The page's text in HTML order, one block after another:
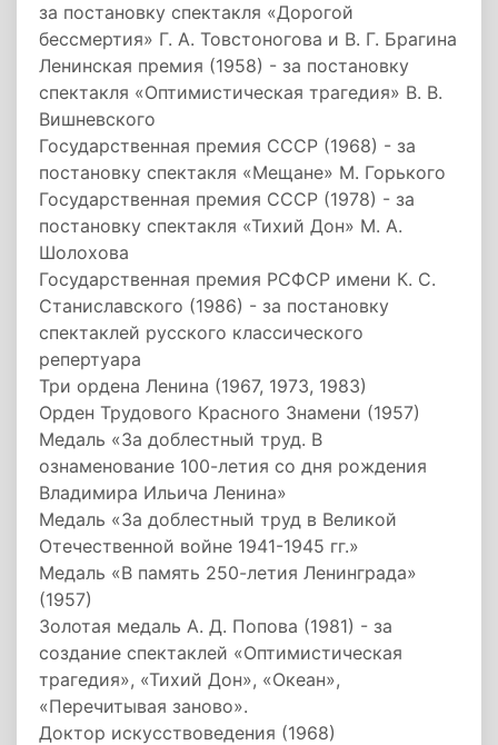
за постановку спектакля «Дорогой
бессмертия» Г. А. Товстоногова и В. Г. Брагина
Ленинская премия (1958) - за постановку
спектакля «Оптимистическая трагедия» В. В.
Вишневского
Государственная премия СССР (1968) - за
постановку спектакля «Мещане» М. Горького
Государственная премия СССР (1978) - за
постановку спектакля «Тихий Дон» М. А.
Шолохова
Государственная премия РСФСР имени К. С.
Станиславского (1986) - за постановку
спектаклей русского классического
репертуара
Три ордена Ленина (1967, 1973, 1983)
Орден Трудового Красного Знамени (1957)
Медаль «За доблестный труд. В
ознаменование 100-летия со дня рождения
Владимира Ильича Ленина»
Медаль «За доблестный труд в Великой
Отечественной войне 1941-1945 гг.»
Медаль «В память 250-летия Ленинграда»
(1957)
Золотая медаль А. Д. Попова (1981) - за
создание спектаклей «Оптимистическая
трагедия», «Тихий Дон», «Океан»,
«Перечитывая заново».
Доктор искусствоведения (1968)